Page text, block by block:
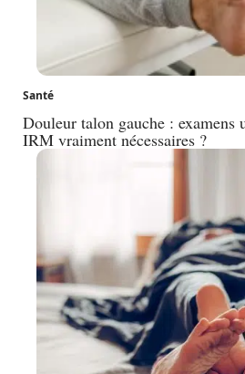
Santé
Douleur talon gauche : examens
IRM vraiment nécessaires ?